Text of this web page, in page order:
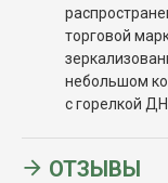
торговой
небольшом
с горелкой
ОТЗЫВЫ